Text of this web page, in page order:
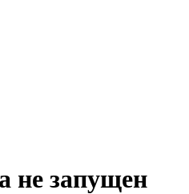
не запущен